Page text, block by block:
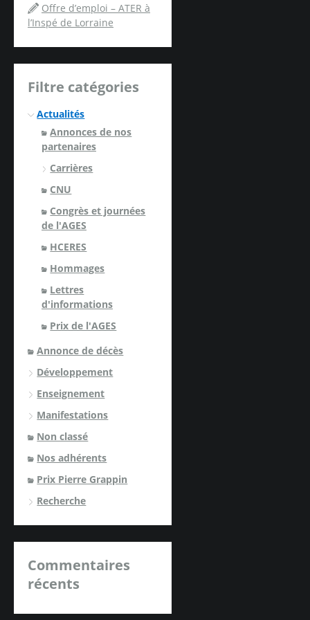
Offre d’emploi – ATER à
l’Inspé de Lorraine
Filtre catégories
Actualités
Annonces de nos
partenaires
Carrières
CNU
Congrès et journées
de l'AGES
HCERES
Hommages
Lettres
d'informations
Prix de l'AGES
Annonce de décès
Développement
Enseignement
Manifestations
Non classé
Nos adhérents
Prix Pierre Grappin
Recherche
Commentaires
récents